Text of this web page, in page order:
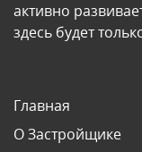
активно
здесь будет
Главная
О Застройщике